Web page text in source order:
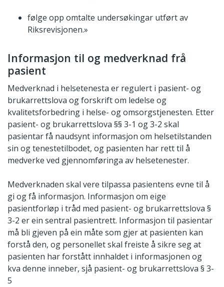
følge opp omtalte undersøkingar utført av
Riksrevisjonen.»
Informasjon til og medverknad frå
pasient
Medverknad i helsetenesta er regulert i pasient- og
brukarrettslova og forskrift om ledelse og
kvalitetsforbedring i helse- og omsorgstjenesten. Etter
pasient- og brukarrettslova §§ 3-1 og 3-2 skal
pasientar få naudsynt informasjon om helsetilstanden
sin og tenestetilbodet, og pasienten har rett til å
medverke ved gjennomføringa av helsetenester.
Medverknaden skal vere tilpassa pasientens evne til å
gi og få informasjon. Informasjon om eige
pasientforløp i tråd med pasient- og brukarrettslova §
3-2 er ein sentral pasientrett. Informasjon til pasientar
må bli gjeven på ein måte som gjer at pasienten kan
forstå den, og personellet skal freiste å sikre seg at
pasienten har forstått innhaldet i informasjonen og
kva denne inneber, sjå pasient- og brukarrettslova § 3-
5